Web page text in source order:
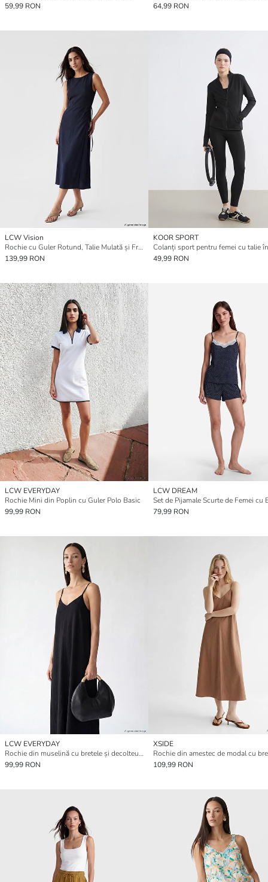
59,99 RON
64,99 RON
LCW Vision
Rochie cu Guler Rotund, Talie Mulată și Fronseuri
139,99 RON
KOOR SPORT
Colanți sport pentru femei cu talie
49,99 RON
LCW EVERYDAY
Rochie Mini din Poplin cu Guler Polo Basic
99,99 RON
LCW DREAM
79,99 RON
LCW EVERYDAY
Rochie din muselină cu bretele și decolteu în V
99,99 RON
XSIDE
109,99 RON